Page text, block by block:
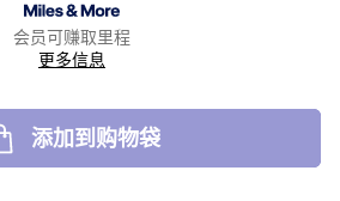
会员可赚取里程
更多信息
添加到购物袋